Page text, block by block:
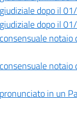
dopo il
dopo il
notaio
notaio
in un